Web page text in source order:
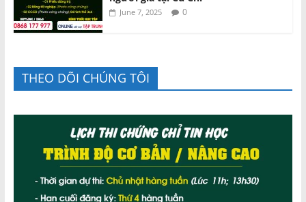
June 7, 2025 0
THEO DÕI CHÚNG TÔI